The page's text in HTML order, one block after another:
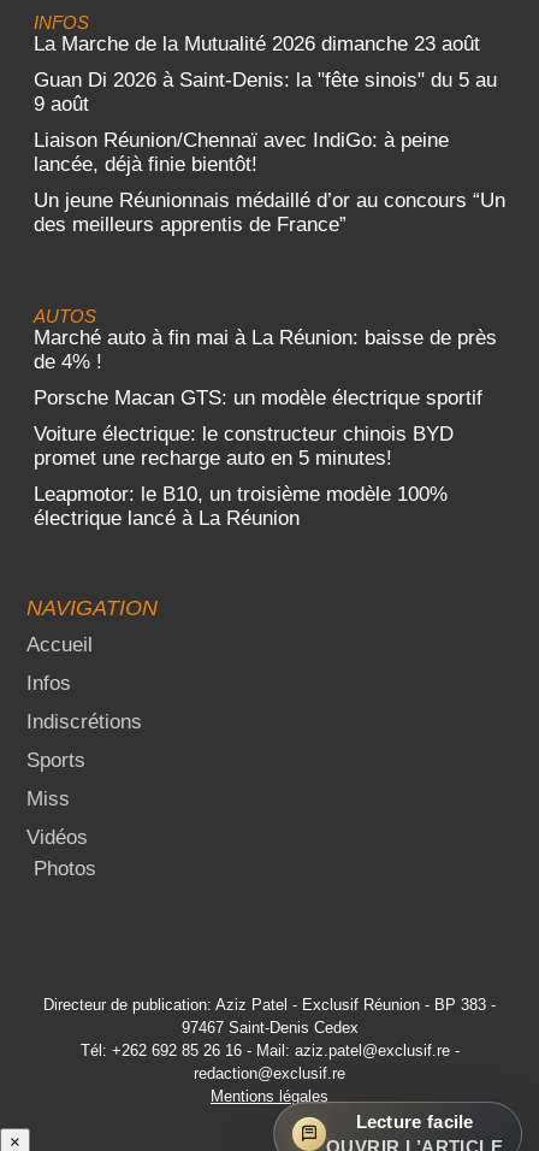
INFOS
La Marche de la Mutualité 2026 dimanche 23 août
Guan Di 2026 à Saint-Denis: la "fête sinois" du 5 au
9 août
Liaison Réunion/Chennaï avec IndiGo: à peine
lancée, déjà finie bientôt!
Un jeune Réunionnais médaillé d’or au concours “Un
des meilleurs apprentis de France”
AUTOS
Marché auto à fin mai à La Réunion: baisse de près
de 4% !
Porsche Macan GTS: un modèle électrique sportif
Voiture électrique: le constructeur chinois BYD
promet une recharge auto en 5 minutes!
Leapmotor: le B10, un troisième modèle 100%
électrique lancé à La Réunion
NAVIGATION
Accueil
Infos
Indiscrétions
Sports
Miss
Vidéos
Photos
Directeur de publication: Aziz Patel - Exclusif Réunion - BP 383 -
97467 Saint-Denis Cedex
Tél: +262 692 85 26 16 - Mail: aziz.patel@exclusif.re -
redaction@exclusif.re
Mentions légales
Lecture facile
OUVRIR L’ARTICLE
×